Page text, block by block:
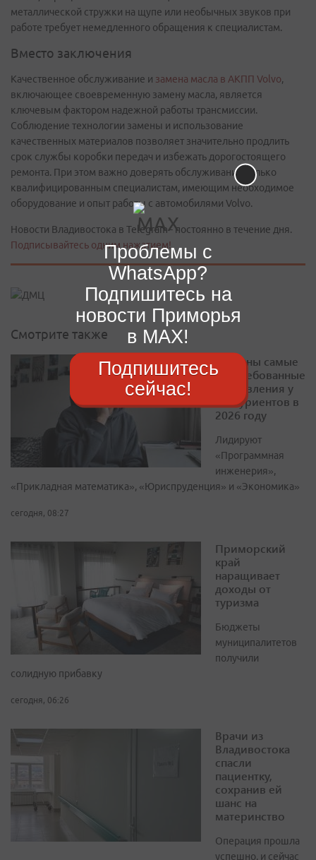
металлической стружки на щупе или необычных звуков при
работе требует немедленного обращения к специалистам.
Вместо заключения
Качественное обслуживание и замена масла в АКПП Volvo,
включающее своевременную замену масла, является
ключевым фактором надежной работы трансмиссии.
Соблюдение технологии замены и использование
качественных материалов позволяет значительно продлить
срок службы коробки передач и избежать дорогостоящего
ремонта. При этом важно доверять обслуживание только
квалифицированным специалистам, имеющим необходимое
оборудование и опыт работы с автомобилями Volvo.
Новости Владивостока в Telegram - постоянно в течение дня.
Подписывайтесь одним нажатием!
Смотрите также
Названы самые
востребованные
направления у
абитуриентов в
2026 году
Лидируют
«Программная
инженерия»,
«Прикладная математика», «Юриспруденция» и «Экономика»
сегодня, 08:27
Приморский
край
наращивает
доходы от
туризма
Бюджеты
муниципалитетов
получили
солидную прибавку
сегодня, 06:26
Врачи из
Владивостока
спасли
пациентку,
сохранив ей
шанс на
материнство
Операция прошла
успешно, и сейчас
Проблемы с
WhatsApp?
Подпишитесь на
новости Приморья
в MAX!
Подпишитесь
сейчас!